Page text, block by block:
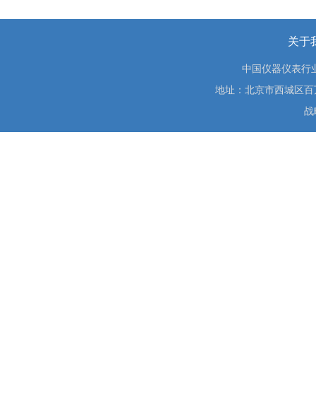
关于
中国仪器仪表
地址：北京市西城区
战